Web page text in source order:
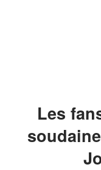
Les fans ont remarqué la